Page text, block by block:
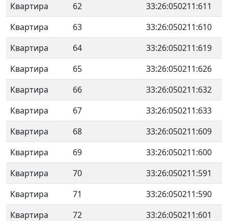
Квартира
62
33:26:050211:611
Квартира
63
33:26:050211:610
Квартира
64
33:26:050211:619
Квартира
65
33:26:050211:626
Квартира
66
33:26:050211:632
Квартира
67
33:26:050211:633
Квартира
68
33:26:050211:609
Квартира
69
33:26:050211:600
Квартира
70
33:26:050211:591
Квартира
71
33:26:050211:590
Квартира
72
33:26:050211:601